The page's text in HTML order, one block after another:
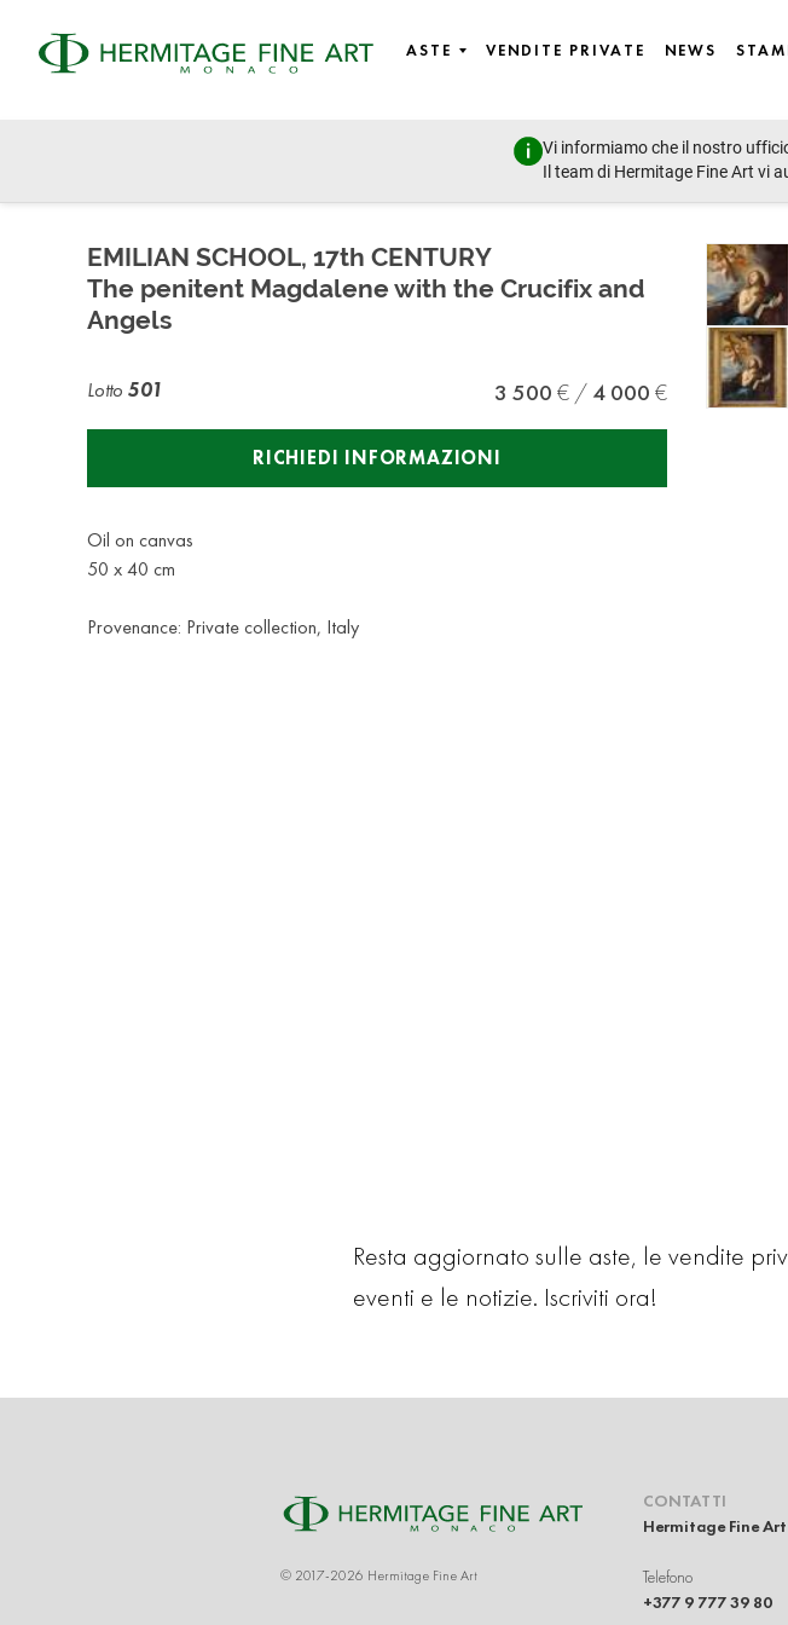
ASTE VENDITE PRIVATE NEWS
Vi informiamo che il nostro
Il team di Hermitage Fine Art vi
EMILIAN SCHOOL, 17th CENTURY
The penitent Magdalene with the Crucifix and
Angels
Lotto 501 3 500 4 000
RICHIEDI INFORMAZIONI
Oil on canvas
50 x 40 cm
Provenance: Private collection, Italy
Resta aggiornato sulle aste, le vendite
eventi e le notizie. Iscriviti ora!
© 2017-2026 Hermitage Fine Art
CONTATTI
Hermitage Fine Art
Telefono
+377 9 777 39 80